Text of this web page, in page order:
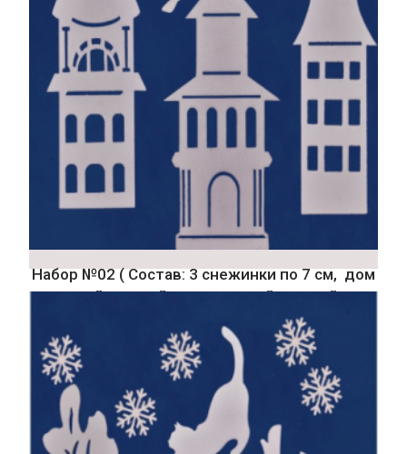
Набор №02 ( Состав: 3 снежинки по 7 см, дом
с круглой крышей, дом с острой крышей, дом
400 ₽
Подробнее